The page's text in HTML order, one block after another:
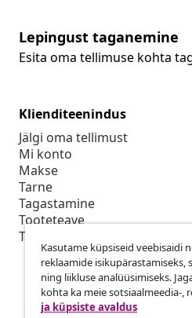
Lepingust taganemine
Esita oma tellimuse kohta
Klienditeenindus
Jälgi oma tellimust
Mi konto
Makse
Tarne
Tagastamine
Tooteteave
Tellimus
Kasutame küpsiseid veebisaidi
reklaamide
ning liikluse analüüsimiseks.
kohta ka meie sotsiaalmeedia-,
ja küpsiste avaldus